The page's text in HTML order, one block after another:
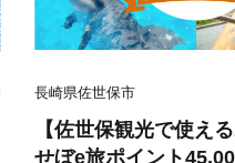
長崎県佐世保市
【佐世保観光で使え
せぼe旅ポイント